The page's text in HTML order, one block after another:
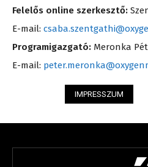
Felelős online szerkesztő:
E-mail:
Programigazgató: Meronka
E-mail:
IMPRESSZUM